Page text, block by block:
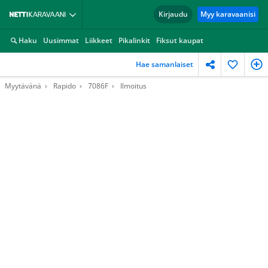
Kirjaudu Myy karavaanisi
Haku Uusimmat Liikkeet Pikalinkit Fiksut kaupat
Hae samanlaiset
Myytävänä Rapido 7086F Ilmoitus